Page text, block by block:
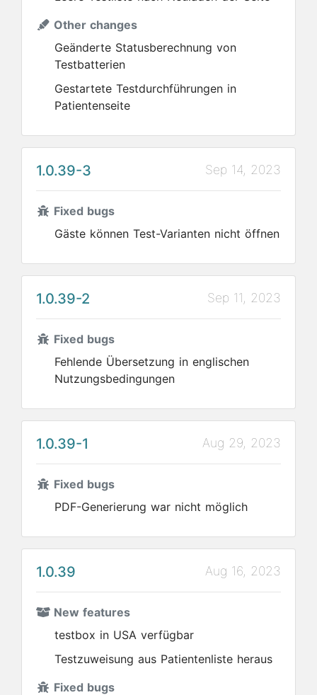
Other changes
Geänderte Statusberechnung von
Testbatterien
Gestartete Testdurchführungen in
Patientenseite
1.0.39-3 Sep 14, 2023
Fixed bugs
Gäste können Test-Varianten nicht öffnen
1.0.39-2 Sep 11, 2023
Fixed bugs
Fehlende Übersetzung in englischen
Nutzungsbedingungen
1.0.39-1 Aug 29, 2023
Fixed bugs
PDF-Generierung war nicht möglich
1.0.39 Aug 16, 2023
New features
testbox in USA verfügbar
Testzuweisung aus Patientenliste heraus
Fixed bugs